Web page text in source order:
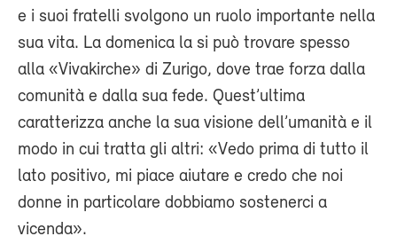
e i suoi fratelli svolgono un ruolo importante nella
sua vita. La domenica la si può trovare spesso
alla «Vivakirche» di Zurigo, dove trae forza dalla
comunità e dalla sua fede. Quest’ultima
caratterizza anche la sua visione dell’umanità e il
modo in cui tratta gli altri: «Vedo prima di tutto il
lato positivo, mi piace aiutare e credo che noi
donne in particolare dobbiamo sostenerci a
vicenda».